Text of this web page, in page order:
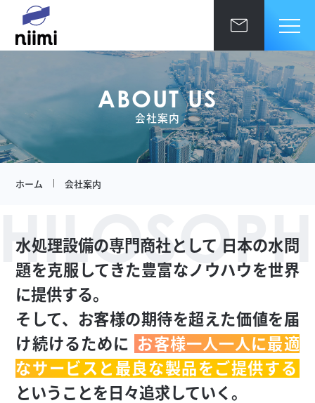
ホーム
会社案内
代表挨拶
本社・事業所紹介
数字で見るニイミ
沿革
事業紹介
環境エンジニアセールス事業
設備エンジニアセールス事業
採用情報
ABOUT US
会社案内
ホーム 会社案内
水処理設備の専門商社として 日本の水問
題を克服してきた豊富なノウハウを世界
に提供する。
そして、お客様の期待を超えた価値を届
け続けるために お客様一人一人に最適
なサービスと最良な製品をご提供する
ということを日々追求していく。